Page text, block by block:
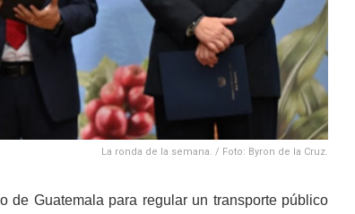
La ronda de la semana. / Foto: Byron de la Cruz.
de Guatemala para regular un transporte público